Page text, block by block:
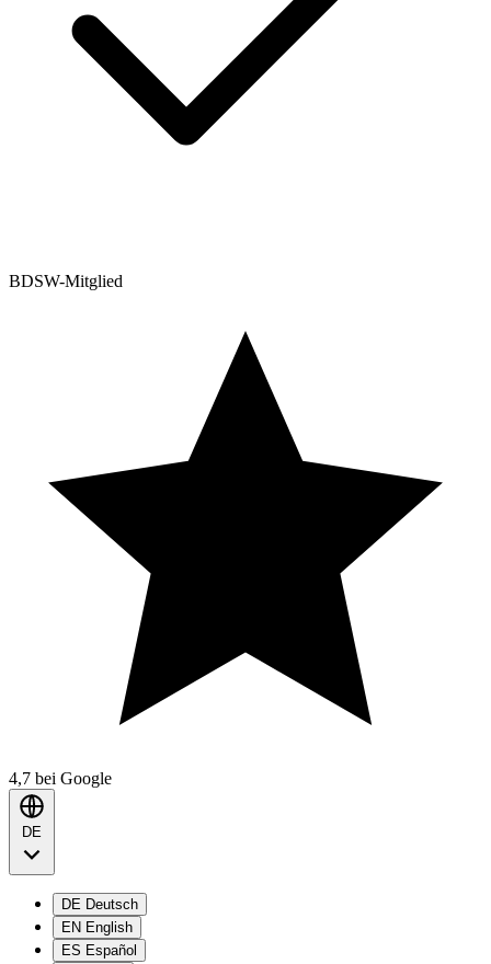
BDSW-Mitglied
4,7 bei Google
DE
DE Deutsch
EN English
ES Español